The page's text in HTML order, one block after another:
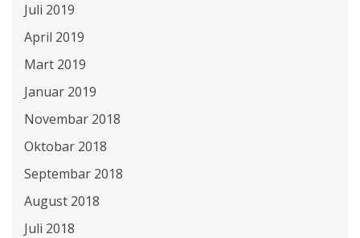
Juli 2019
April 2019
Mart 2019
Januar 2019
Novembar 2018
Oktobar 2018
Septembar 2018
August 2018
Juli 2018